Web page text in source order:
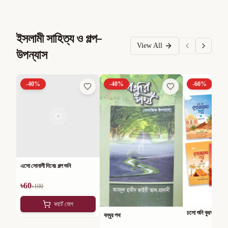
ইসলামী সাহিত্য ও গল্প-
উপন্যাস
View All
-40%
এসো সোনালী দিনের গল্প শুনি
৳60৳100
কার্টে যোগ
-40%
বন্ধুর পথ
-60%
চলো শুনি কুরআনের